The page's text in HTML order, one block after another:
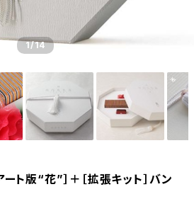
1/14
ト版“花”］＋［拡張キット］バン